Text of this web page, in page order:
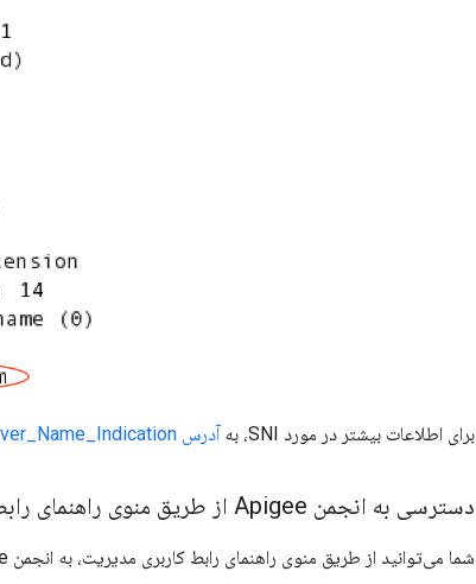
برای اطلاعات بیشتر در مورد SNI، به آدرس http://en.wikipedia.org/wiki/Server_Name_Indication
دسترسی به انجمن Apigee از طریق منوی راهنمای رابط کاربری مدیریت
شما می‌توانید از طریق منوی راهنمای رابط کاربری مدیریت، به انجمن Apigee دسترسی پیدا کنید.